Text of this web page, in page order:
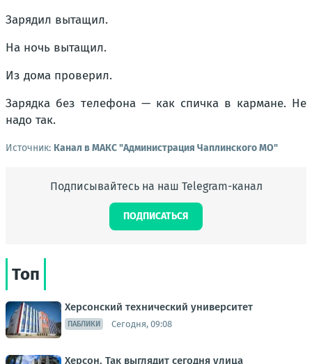
Зарядил вытащил.
На ночь вытащил.
Из дома проверил.
Зарядка без телефона — как спичка в кармане. Не
надо так.
Источник: Канал в МАКС "Администрация Чаплинского МО"
Подписывайтесь на наш Telegram-канал
ПОДПИСАТЬСЯ
Топ
Херсонский технический университет
ПАБЛИКИ Сегодня, 09:08
Херсон. Так выглядит сегодня улица